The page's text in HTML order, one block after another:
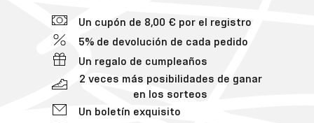
Un cupón de 8,00 € por el registro
5% de devolución de cada pedido
Un regalo de cumpleaños
2 veces más posibilidades de ganar
en los sorteos
Un boletín exquisito